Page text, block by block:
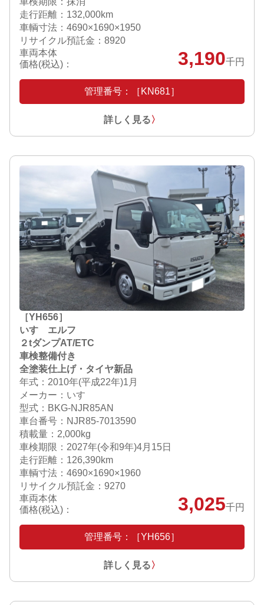
走行距離：132,000km
車輌寸法：4690×1690×1950
リサイクル預託金：8920
車両本体
価格(税込)：
3,190千円
管理番号：［KN681］
詳しく見る〉
［YH656］
いすゞエルフ
２tダンプAT/ETC
車検整備付き
全塗装仕上げ・タイヤ新品
年式：2010年(平成22年)1月
メーカー：いすゞ
型式：BKG-NJR85AN
車台番号：NJR85-7013590
積載量：2,000kg
車検期限： 2027年(令和9年)4月15日
走行距離：126,390km
車輌寸法：4690×1690×1960
リサイクル預託金：9270
車両本体
価格(税込)：
3,025千円
管理番号：［YH656］
詳しく見る〉